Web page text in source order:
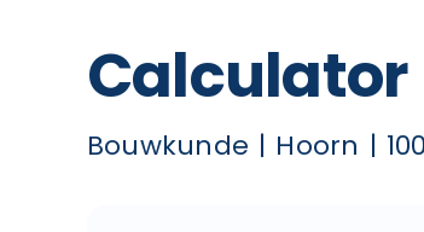
Calculator
Bouwkunde Hoorn